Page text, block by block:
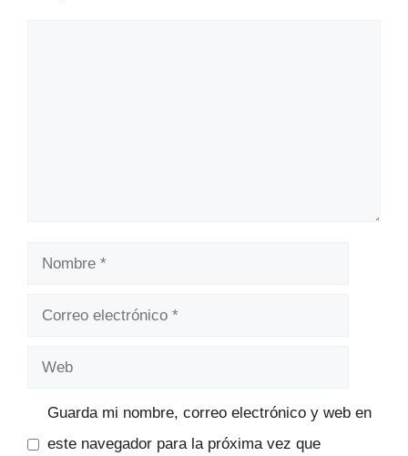
Nombre
Correo
Web
Guarda mi nombre, correo electrónico y web en
este navegador para la próxima vez que